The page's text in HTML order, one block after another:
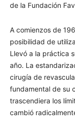
de la Fundación
A comienzos de
posibilidad de
Llevó a la práctica
año. La
cirugía de
fundamental de su
trascendiera los
cambió